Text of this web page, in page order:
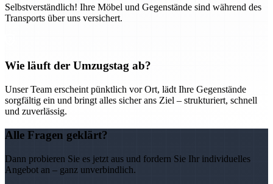
Selbstverständlich! Ihre Möbel und Gegenstände sind während des
Transports über uns versichert.
Wie läuft der Umzugstag ab?
Unser Team erscheint pünktlich vor Ort, lädt Ihre Gegenstände
sorgfältig ein und bringt alles sicher ans Ziel – strukturiert, schnell
und zuverlässig.
Alle Fragen geklärt?
Dann probieren Sie es jetzt aus und fordern Sie Ihr individuelles
Angebot an – ganz unverbindlich.